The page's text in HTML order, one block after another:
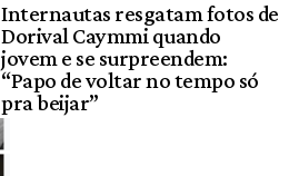
Internautas resgatam fotos de
Dorival Caymmi quando
jovem e se surpreendem:
“Papo de voltar no tempo só
pra beijar”